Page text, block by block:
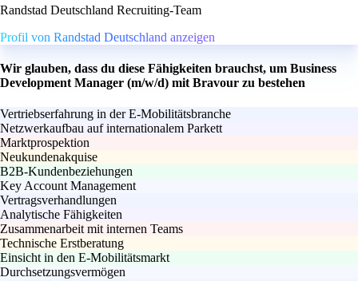
Randstad Deutschland Recruiting-Team
Profil von Randstad Deutschland anzeigen
Wir glauben, dass du diese Fähigkeiten brauchst, um Business
Development Manager (m/w/d) mit Bravour zu bestehen
Vertriebserfahrung in der E-Mobilitätsbranche
Netzwerkaufbau auf internationalem Parkett
Marktprospektion
Neukundenakquise
B2B-Kundenbeziehungen
Key Account Management
Vertragsverhandlungen
Analytische Fähigkeiten
Zusammenarbeit mit internen Teams
Technische Erstberatung
Einsicht in den E-Mobilitätsmarkt
Durchsetzungsvermögen